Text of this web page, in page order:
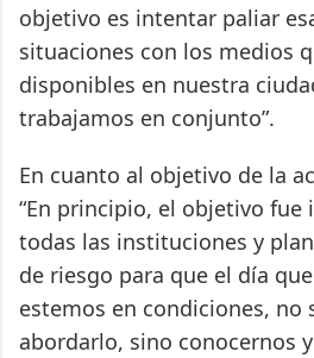
objetivo es intentar paliar
situaciones con los medios
disponibles en nuestra
trabajamos en conjunto”.
En cuanto al objetivo de la
“En principio, el objetivo fue
todas las instituciones y
de riesgo para que el día
estemos en condiciones, no
abordarlo, sino conocernos